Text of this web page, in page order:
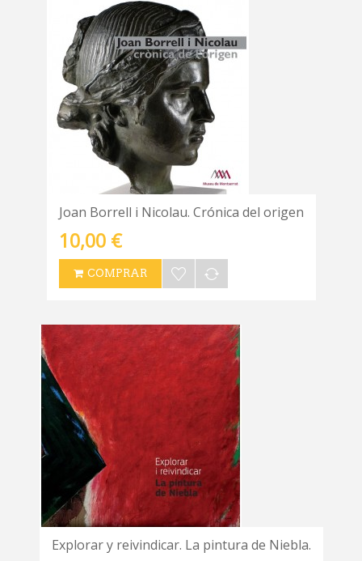
Joan Borrell i Nicolau. Crónica del origen
10,00 €
COMPRAR
Explorar y reivindicar. La pintura de Niebla.